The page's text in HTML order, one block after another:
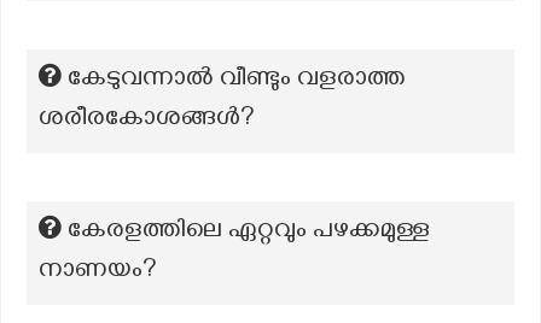
കേടുവന്നാൽ വീണ്ടും വളരാത്ത
ശരീരകോശങ്ങൾ?
കേരളത്തിലെ ഏറ്റവും പഴക്കമുള്ള
നാണയം?